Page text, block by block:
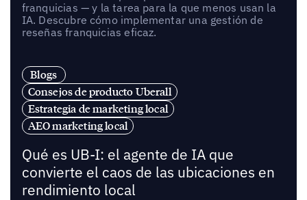
franquicias — y la tarea para la que menos usan la
IA. Descubre cómo implementar una gestión de
reseñas franquicias eficaz.
Blogs
Consejos de producto Uberall
Estrategia de marketing local
AEO marketing local
Qué es UB-I: el agente de IA que
convierte el caos de las ubicaciones en
rendimiento local